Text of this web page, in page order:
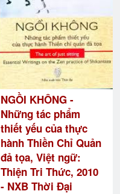
NGỒI KHÔNG -
Những tác phẩm
thiết yếu của thực
hành Thiền Chỉ Quản
đả tọa, Việt ngữ:
Thiện Tri Thức, 2010
- NXB Thời Đại